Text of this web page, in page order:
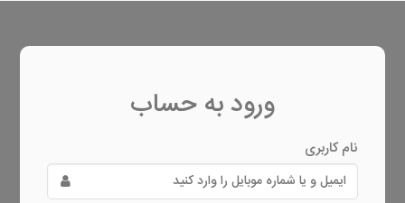
ورود به حساب
نام کاربری